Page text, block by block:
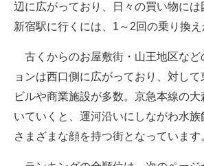
辺に広がっており、日々の買い物には
新宿駅に行くには、1～2回の乗り換え
古くからのお屋敷街・山王地区など
ョンは西口側に広がっており、対し
ビルや商業施設が多数。京急本線の
いていくと、運河沿いにしながわ水族
さまざまな顔を持つ街となっています